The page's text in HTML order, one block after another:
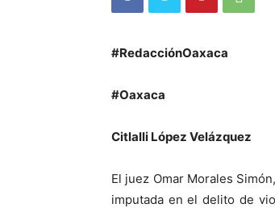
#RedacciónOaxaca
#Oaxaca
Citlalli López Velázquez
El juez Omar Morales
imputada en el delito de